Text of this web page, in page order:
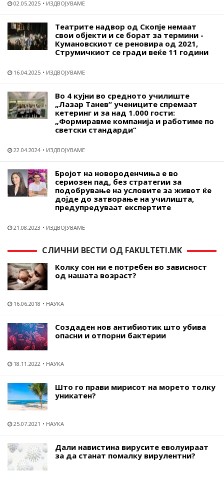
02.05.2025 ИЗДВОЈУВАМЕ
Театрите надвор од Скопје немаат
свои објекти и се борат за термини -
Кумановскиот се реновира од 2021,
Струмичкиот се гради веќе 11 години
16.04.2025 ИЗДВОЈУВАМЕ
Во 4 кујни во средното училиште
„Лазар Танев“ учениците спремаат
кетеринг и за над 1.000 гости:
„Формиравме компанија и работиме по
светски стандарди“
22.04.2024 ИЗДВОЈУВАМЕ
Бројот на новороденчиња е во
сериозен пад, без стратегии за
подобрување на условите за живот ќе
дојде до затворање на училишта,
предупредуваат експертите
21.08.2023 ИЗДВОЈУВАМЕ
СЛИЧНИ ВЕСТИ ОД FAKULTETI.MK
Колку сон ни е потребен во зависност
од нашата возраст?
16.06.2018 НАУКА
Создаден нов антибиотик што убива
опасни и отпорни бактерии
18.11.2022 НАУКА
Што го прави мирисот на морето толку
уникатен?
25.07.2021 НАУКА
Дали навистина вирусите еволуираат
за да станат помалку вирулентни?